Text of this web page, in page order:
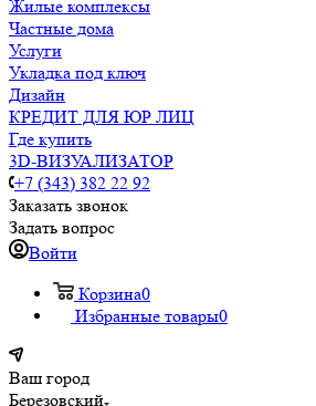
Жилые комплексы
Частные дома
Услуги
Укладка под ключ
Дизайн
КРЕДИТ ДЛЯ ЮР ЛИЦ
Где купить
3D-ВИЗУАЛИЗАТОР
+7 (343) 382 22 92
Заказать звонок
Задать вопрос
Войти
Корзина0
Избранные товары0
Ваш город
Березовский